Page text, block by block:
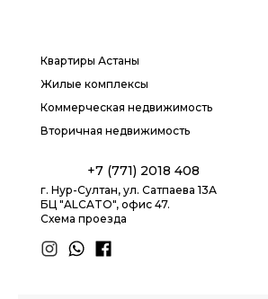
Квартиры Астаны
Жилые комплексы
Коммерческая недвижимость
Вторичная недвижимость
+7 (771) 2018 408
г. Нур-Султан, ул. Сатпаева 13А
БЦ "ALCATO", офис 47.
Схема проезда